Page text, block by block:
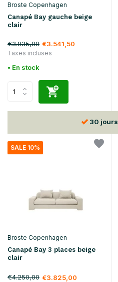
Broste Copenhagen
Canapé Bay gauche beige
clair
€3.935,00 €3.541,50
Taxes incluses
• En stock
30 jours
SALE 10%
Broste Copenhagen
Canapé Bay 3 places beige
clair
€4.250,00 €3.825,00